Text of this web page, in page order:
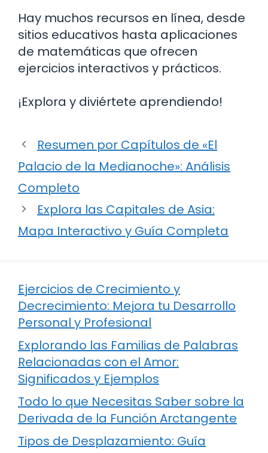
Hay muchos recursos en línea, desde
sitios educativos hasta aplicaciones
de matemáticas que ofrecen
ejercicios interactivos y prácticos.
¡Explora y diviértete aprendiendo!
Resumen por Capítulos de «El
Palacio de la Medianoche»: Análisis
Completo
Explora las Capitales de Asia:
Mapa Interactivo y Guía Completa
Ejercicios de Crecimiento y
Decrecimiento: Mejora tu Desarrollo
Personal y Profesional
Explorando las Familias de Palabras
Relacionadas con el Amor:
Significados y Ejemplos
Todo lo que Necesitas Saber sobre la
Derivada de la Función Arctangente
Tipos de Desplazamiento: Guía